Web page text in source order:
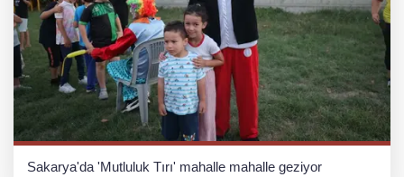
Sakarya'da 'Mutluluk Tırı' mahalle mahalle geziyor